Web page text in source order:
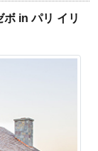
in パリ イリ